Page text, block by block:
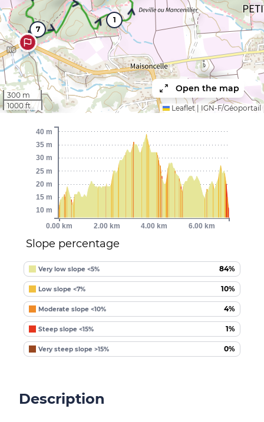
1
7
300 m
1000 ft
Open the map
Leaflet IGN-F/Géoportail
Slope percentage
Very low slope <5% 84%
Low slope <7% 10%
Moderate slope <10% 4%
Steep slope <15% 1%
Very steep slope >15% 0%
0.00 km 2.00 km 4.00 km 6.00 km
10 m
15 m
20 m
25 m
30 m
35 m
40 m
Description